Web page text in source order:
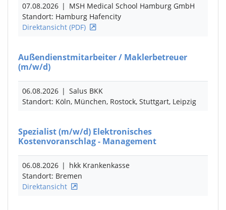
07.08.2026 | MSH Medical School Hamburg GmbH
Standort: Hamburg Hafencity
Direktansicht (PDF)
Außendienstmitarbeiter / Maklerbetreuer
(m/w/d)
06.08.2026 | Salus BKK
Standort: Köln, München, Rostock, Stuttgart, Leipzig
Spezialist(m/w/d) Elektronisches
Kostenvoranschlag - Management
06.08.2026 | hkk Krankenkasse
Standort: Bremen
Direktansicht